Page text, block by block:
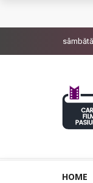
HOME